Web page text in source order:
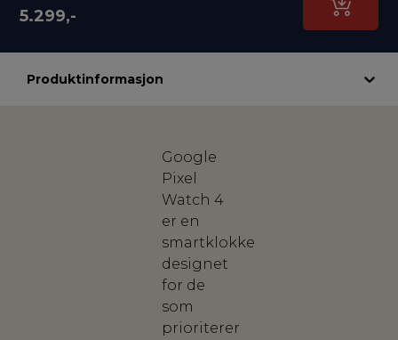
5.299,-
Produktinformasjon
Google
Pixel
Watch 4
er en
smartklokke
designet
for de
som
prioriterer